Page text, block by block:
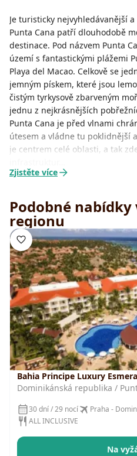
Je turisticky nejvyhledávanější
Punta Cana patří dlouhodobě
destinace. Pod názvem Punta
území s fantastickými plážemi
Playa del Macao. Celkově se
jemným pískem, které jsou
čistým tyrkysově zbarveným
jednu z nejkrásnějších
Punta Cana je před vlnami
útesem a vládne tu poklidnější
je centrem celé oblasti, a tak
Zjistěte více
Podobné nabídky
regionu
Bahia Principe Luxury
Dominikánská republika /
30 dní / 29 nocí
Praha -
ALL INCLUSIVE
Na